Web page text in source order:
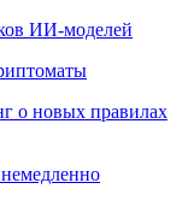
ИИ-моделей
о новых правилах